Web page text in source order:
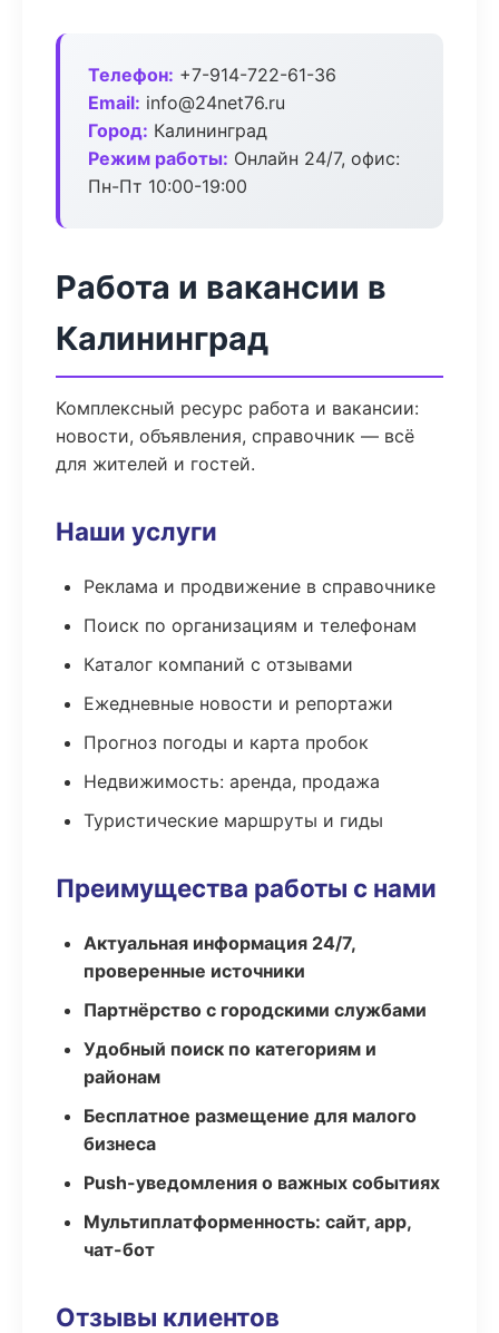
Телефон: +7-914-722-61-36
Email: info@24net76.ru
Город: Калининград
Режим работы: Онлайн 24/7, офис:
Пн-Пт 10:00-19:00
Работа и вакансии в
Калининград
Комплексный ресурс работа и вакансии:
новости, объявления, справочник — всё
для жителей и гостей.
Наши услуги
Реклама и продвижение в справочнике
Поиск по организациям и телефонам
Каталог компаний с отзывами
Ежедневные новости и репортажи
Прогноз погоды и карта пробок
Недвижимость: аренда, продажа
Туристические маршруты и гиды
Преимущества работы с нами
Актуальная информация 24/7,
проверенные источники
Партнёрство с городскими службами
Удобный поиск по категориям и
районам
Бесплатное размещение для малого
бизнеса
Push-уведомления о важных событиях
Мультиплатформенность: сайт, app,
чат-бот
Отзывы клиентов